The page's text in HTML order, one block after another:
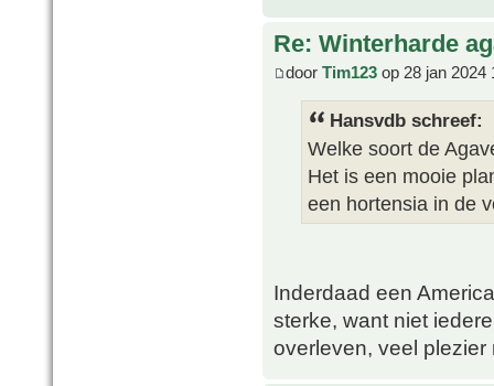
Re: Winterharde
door Tim123 op 28 jan 2024
Hansvdb schreef:
Welke soort de
Het is een mooie
een hortensia in de
Inderdaad een
sterke, want niet
overleven, veel